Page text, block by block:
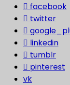
facebook
twitter
linkedin
tumblr
pinterest
vk